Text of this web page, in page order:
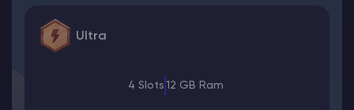
Ultra
4 Slots 12 GB Ram